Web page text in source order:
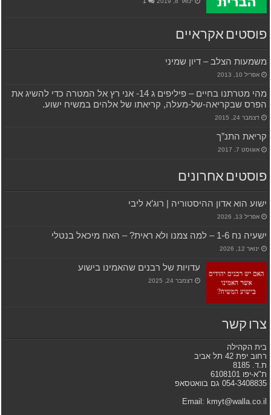
פוסטים אקראיים
משמעות הצלב – דיון שמיני
אפריל 10, 2013
מהי מטרתנו בחיים – פיליפים ג 14- אני רץ אל המטרה כדי להשיג את
הפרס שבקריאה-של-מעלה, קריאתו של אלהים במשיח ישוע.
דצמבר 24, 2015
קריאת התנ”ך
אוגוסט 7, 2017
פוסטים אחרונים
ישוע הוא אדון ההיסטוריה | רוג’א ליבי
אפריל 13, 2026
ישעיה נח 1-6 – למה צמנו ולא ראית? – האח מיכאל בנטלי
ינואר 12, 2026
עדויות של רבנים שהאמינו בישוע
דצמבר 24, 2025
צרו קשר
בית הקהילה
רחוב יפת 42 תל אביב
ת.ד. 8185
ת"א-יפו 6108101
054-3408835 גם בוואטסאפ
Email: kmyt@walla.co.il